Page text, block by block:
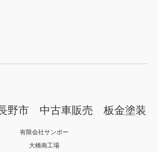
野市 中古車販売 板金塗装
有限会社サンポー
大橋南工場